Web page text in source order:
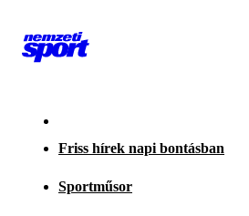
Friss hírek napi bontásban
Sportműsor